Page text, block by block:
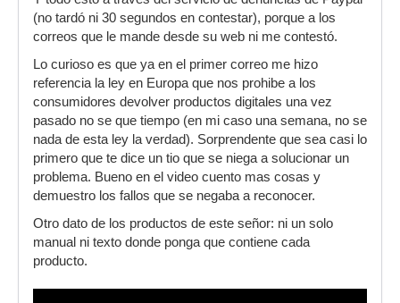
(no tardó ni 30 segundos en contestar), porque a los
correos que le mande desde su web ni me contestó.
Lo curioso es que ya en el primer correo me hizo
referencia la ley en Europa que nos prohibe a los
consumidores devolver productos digitales una vez
pasado no se que tiempo (en mi caso una semana, no se
nada de esta ley la verdad). Sorprendente que sea casi lo
primero que te dice un tio que se niega a solucionar un
problema. Bueno en el video cuento mas cosas y
demuestro los fallos que se negaba a reconocer.
Otro dato de los productos de este señor: ni un solo
manual ni texto donde ponga que contiene cada
producto.